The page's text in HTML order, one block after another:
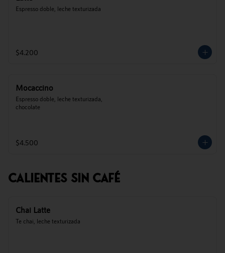
Espresso doble, leche texturizada
$4.200
Mocaccino
Espresso doble, leche texturizada,
chocolate
$4.500
Calientes Sin Café
Chai Latte
Te chai, leche texturizada